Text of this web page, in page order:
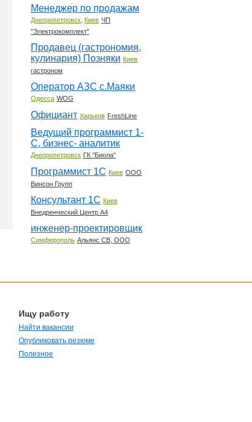
Менеджер по продажам
Днепропетровск, Киев ЧП
"Электрокомплект"
Продавец (гастрономия,
кулинария) Позняки Киев
гастроном
Оператор АЗС с.Маяки
Одесса WOG
Официант Харьков FreshLine
Ведущий программист 1-
С, бизнес- аналитик
Днепропетровск ГК "Биола"
Программист 1С Киев ООО
Винсон Групп
Консультант 1С Киев
Внедренческий Центр А4
инженер-проектировщик
Симферополь Альянс СВ, ООО
Ищу работу
Найти вакансии
Опубликовать резюме
Полезное